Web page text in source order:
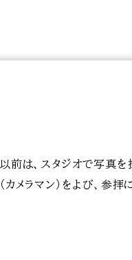
以前は、スタジオで写真
（カメラマン）をよび、参